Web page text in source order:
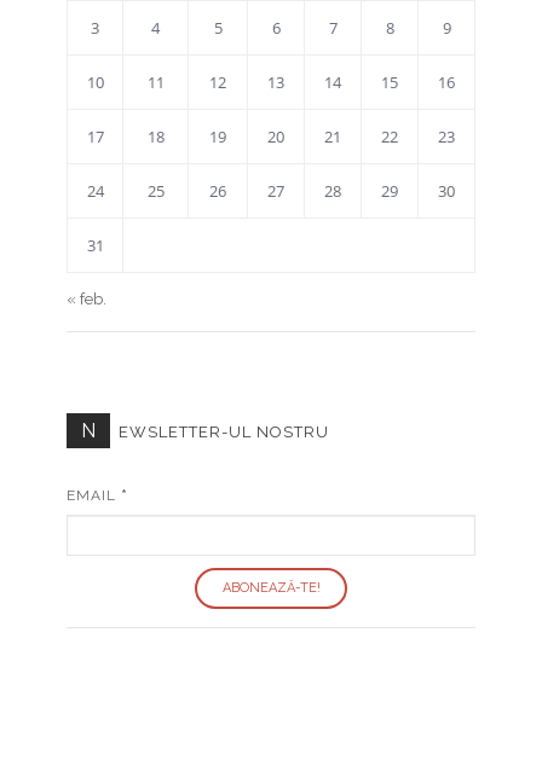
3 4 5 6 7 8 9
10 11 12 13 14 15 16
17 18 19 20 21 22 23
24 25 26 27 28 29 30
31
« feb.
N EWSLETTER-UL NOSTRU
EMAIL *